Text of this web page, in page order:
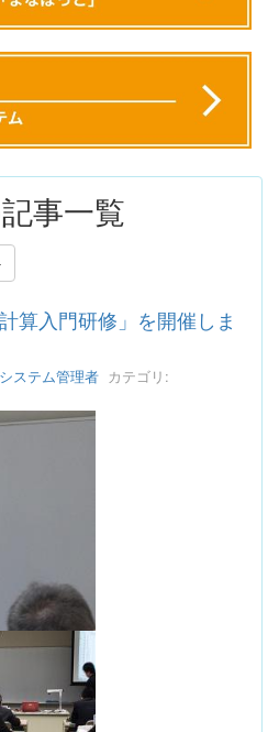
事一覧
算入門研修」を開催しま
システム管理者 カテゴリ: